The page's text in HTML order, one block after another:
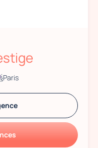
Paris